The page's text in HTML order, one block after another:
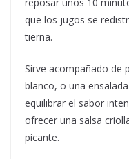
que los jugos se
tierna.
Sirve acompañado de
blanco, o una
equilibrar el sabor
ofrecer una salsa
picante.